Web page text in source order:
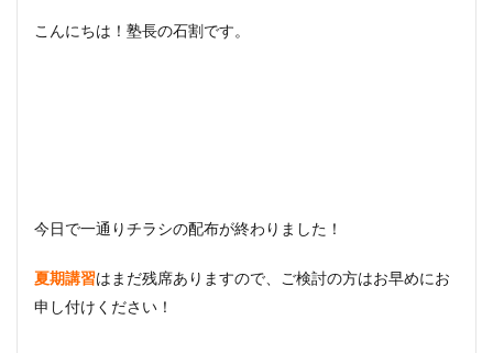
こんにちは！塾長の石割です。
今日で一通りチラシの配布が終わりました！
夏期講習はまだ残席ありますので、ご検討の方はお早めにお
申し付けください！